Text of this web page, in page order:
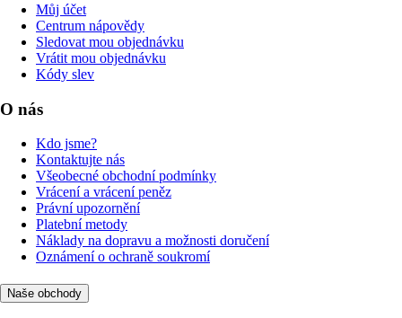
Můj účet
Centrum nápovědy
Sledovat mou objednávku
Vrátit mou objednávku
Kódy slev
O nás
Kdo jsme?
Kontaktujte nás
Všeobecné obchodní podmínky
Vrácení a vrácení peněz
Právní upozornění
Platební metody
Náklady na dopravu a možnosti doručení
Oznámení o ochraně soukromí
Naše obchody